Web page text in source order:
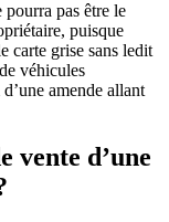
pas être le
puisque
carte grise sans ledit
véhicules
amende allant
vente d’une